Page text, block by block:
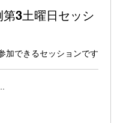
3土曜日セッシ
加できるセッションです